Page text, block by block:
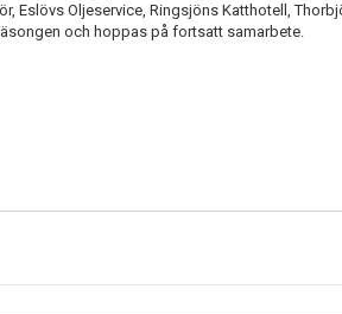
Eslövs Oljeservice, Ringsjöns Katthotell,
och hoppas på fortsatt samarbete.